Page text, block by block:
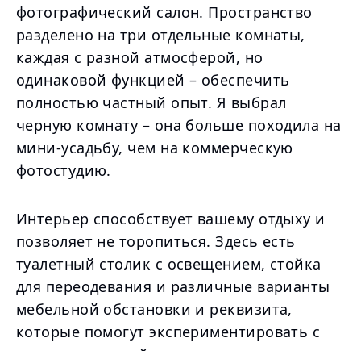
фотографический салон. Пространство
разделено на три отдельные комнаты,
каждая с разной атмосферой, но
одинаковой функцией – обеспечить
полностью частный опыт. Я выбрал
черную комнату – она больше походила на
мини-усадьбу, чем на коммерческую
фотостудию.
Интерьер способствует вашему отдыху и
позволяет не торопиться. Здесь есть
туалетный столик с освещением, стойка
для переодевания и различные варианты
мебельной обстановки и реквизита,
которые помогут экспериментировать с